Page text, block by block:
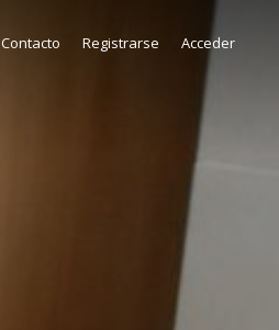
Registrarse Acceder
Contacto